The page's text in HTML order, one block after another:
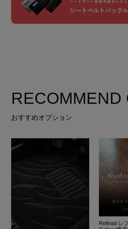
RECOMMEND
おすすめオプション
Refinad レ